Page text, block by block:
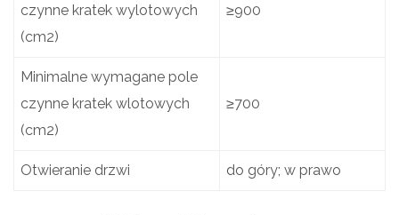
czynne kratek wylotowych
(cm2)
≥900
Minimalne wymagane pole
czynne kratek wlotowych
(cm2)
≥700
Otwieranie drzwi do góry; w prawo